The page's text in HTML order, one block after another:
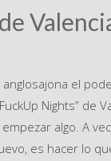
el
Nights” de
algo. A
es hacer lo